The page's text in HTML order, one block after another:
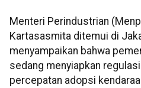
Menteri Perindustrian
Kartasasmita ditemui di
menyampaikan bahwa
sedang menyiapkan
percepatan adopsi